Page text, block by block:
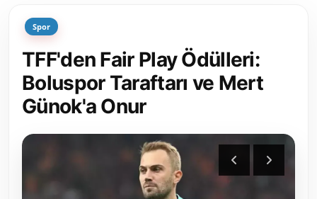
Siyasi Partiler
Yerel Yönetimler
Mülki İdare
Toplum ve Yaşam
Sivil Toplum Kuruluşları
Spor
TFF'den Fair Play Ödülleri:
Boluspor Taraftarı ve Mert
Günok'a Onur